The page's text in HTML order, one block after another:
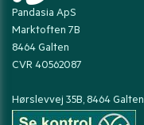
Pandasia ApS
Marktoften 7B
8464 Galten
CVR 40562087
Hørslevvej 35B, 8464 Galten